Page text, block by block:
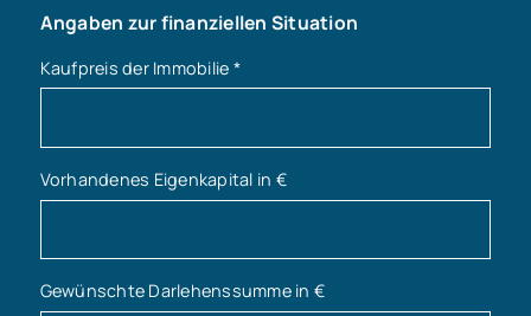
Angaben zur finanziellen Situation
Kaufpreis der Immobilie *
Vorhandenes Eigenkapital in €
Gewünschte Darlehenssumme in €